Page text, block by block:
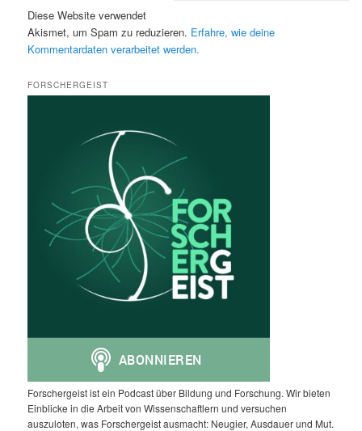
Diese Website verwendet
Akismet, um Spam zu reduzieren. Erfahre, wie deine
Kommentardaten verarbeitet werden.
FORSCHERGEIST
Forschergeist ist ein Podcast über Bildung und Forschung. Wir bieten
Einblicke in die Arbeit von Wissenschaftlern und versuchen
auszuloten, was Forschergeist ausmacht: Neugier, Ausdauer und Mut.